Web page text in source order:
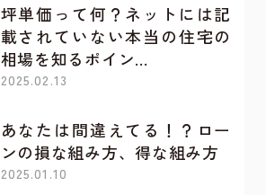
坪単価って何？ネットには記
載されていない本当の住宅の
相場を知るポイン…
2025.02.13
あなたは間違えてる！？ロー
ンの損な組み方、得な組み方
2025.01.10